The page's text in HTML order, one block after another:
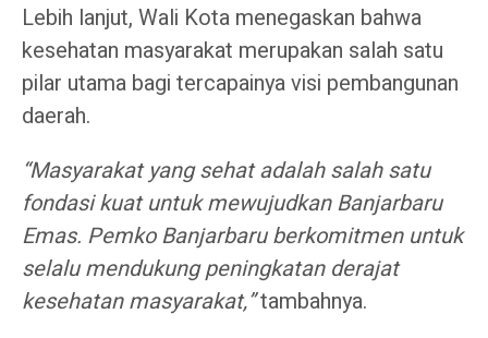
Lebih lanjut, Wali Kota menegaskan bahwa
kesehatan masyarakat merupakan salah satu
pilar utama bagi tercapainya visi pembangunan
daerah.
“Masyarakat yang sehat adalah salah satu
fondasi kuat untuk mewujudkan Banjarbaru
Emas. Pemko Banjarbaru berkomitmen untuk
selalu mendukung peningkatan derajat
kesehatan masyarakat,”tambahnya.